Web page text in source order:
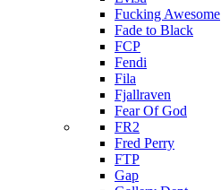
Fucking Awesome
Fade to Black
FCP
Fendi
Fila
Fjallraven
Fear Of God
FR2
Fred Perry
FTP
Gap